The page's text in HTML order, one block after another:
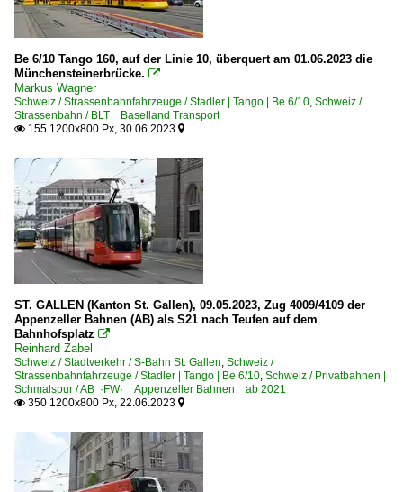
Be 6/10 Tango 160, auf der Linie 10, überquert am 01.06.2023 die
Münchensteinerbrücke. 
Markus Wagner
Schweiz / Strassenbahnfahrzeuge / Stadler | Tango | Be 6/10, Schweiz /
Strassenbahn / BLT Baselland Transport
 155 1200x800 Px, 30.06.2023 
ST. GALLEN (Kanton St. Gallen), 09.05.2023, Zug 4009/4109 der
Appenzeller Bahnen (AB) als S21 nach Teufen auf dem
Bahnhofsplatz 
Reinhard Zabel
Schweiz / Stadtverkehr / S-Bahn St. Gallen, Schweiz /
Strassenbahnfahrzeuge / Stadler | Tango | Be 6/10, Schweiz / Privatbahnen |
Schmalspur / AB ·FW· Appenzeller Bahnen ab 2021
 350 1200x800 Px, 22.06.2023 